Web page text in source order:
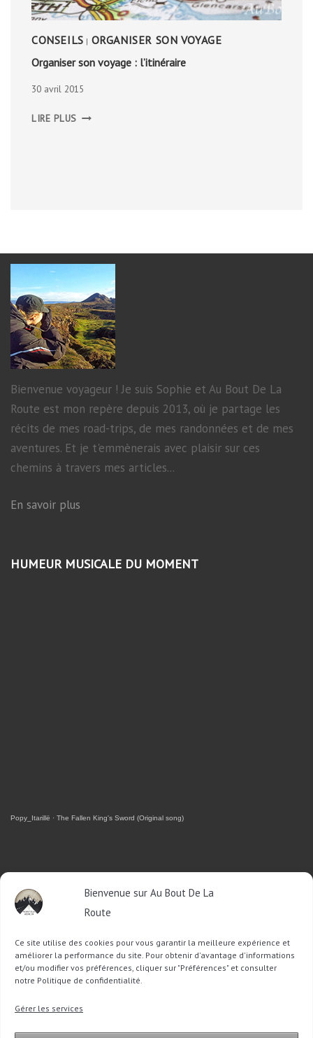
Bienvenue sur Au Bout De La
Route
Ce site utilise des cookies pour vous garantir la meilleure expérience et
améliorer la performance du site. Pour obtenir d'avantage d'informations
et/ou modifier vos préférences, cliquer sur "Préférences" et consulter
notre Politique de confidentialité.
Gérer les services
CONSEILS | ORGANISER SON VOYAGE
Organiser son voyage : l’itinéraire
30 avril 2015
LIRE PLUS SON
Bienvenue voyageur ! Je suis Sophie et Au Bout De La
Route est mon repère depuis 2013, où je partage les
récits de mes road-trips, de mes randonnées et de mes
aventures. Et je t'emmènerais avec plaisir sur ces
chemins à travers mes articles...
En savoir plus
HUMEUR MUSICALE DU MOMENT
Popy_Itarillë · The Fallen King's Sword (Original song)
RETROUVEZ-MOI SUR FACEBOOK
OU SUR TWITTER
Follow @Sophie_ABDLRTweet to @Sophie_ABDLR